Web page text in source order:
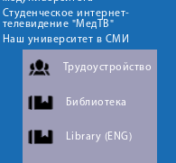
Студенческое интернет-
телевидение "МедТВ"
Наш университет в СМИ
Трудоустройство
Библиотека
Library (ENG)